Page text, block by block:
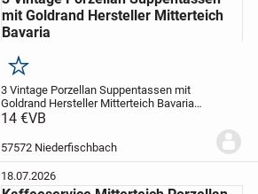
mit Goldrand Hersteller Mitterteich
Bavaria
Merken
3 Vintage Porzellan Suppentassen mit
Goldrand Hersteller Mitterteich Bavaria
schlicht gearbeitete Suppentassen mit
Porzellan, praktisch stapelbar
14 €VB
57572 Niederfischbach
18.07.2026